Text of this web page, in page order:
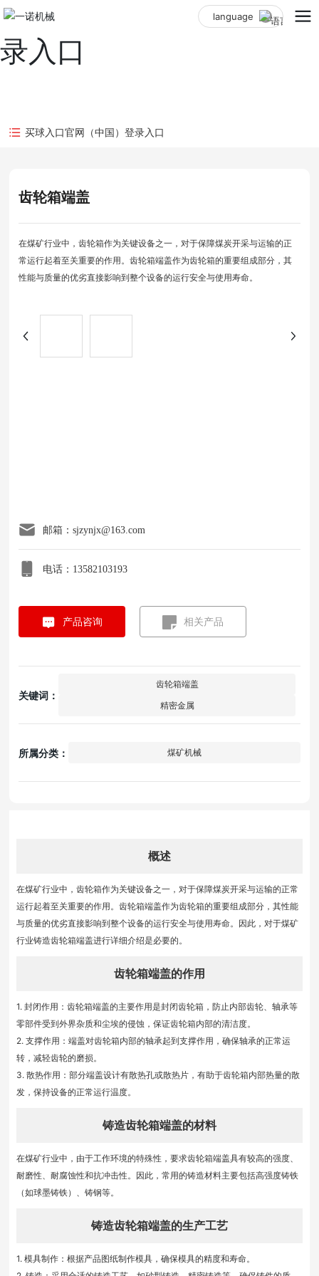
买球入口官网（中国）登
录入口
language
买球入口官网（中国）登录入口
概述
在煤矿行业中，齿轮箱作为关键设备之一，对于保障煤炭开采与运输的正常
运行起着至关重要的作用。齿轮箱端盖作为齿轮箱的重要组成部分，其性能
与质量的优劣直接影响到整个设备的运行安全与使用寿命。因此，对于煤矿
行业铸造齿轮箱端盖进行详细介绍是必要的。
齿轮箱端盖的作用
1. 封闭作用：齿轮箱端盖的主要作用是封闭齿轮箱，防止内部齿轮、轴承等
零部件受到外界杂质和尘埃的侵蚀，保证齿轮箱内部的清洁度。
2. 支撑作用：端盖对齿轮箱内部的轴承起到支撑作用，确保轴承的正常运
转，减轻齿轮的磨损。
3. 散热作用：部分端盖设计有散热孔或散热片，有助于齿轮箱内部热量的散
发，保持设备的正常运行温度。
铸造齿轮箱端盖的材料
在煤矿行业中，由于工作环境的特殊性，要求齿轮箱端盖具有较高的强度、
耐磨性、耐腐蚀性和抗冲击性。因此，常用的铸造材料主要包括高强度铸铁
（如球墨铸铁）、铸钢等。
铸造齿轮箱端盖的生产工艺
1. 模具制作：根据产品图纸制作模具，确保模具的精度和寿命。
齿轮箱端盖
在煤矿行业中，齿轮箱作为关键设备之一，对于保障煤炭开采与运输的正
常运行起着至关重要的作用。齿轮箱端盖作为齿轮箱的重要组成部分，其
性能与质量的优劣直接影响到整个设备的运行安全与使用寿命。
邮箱：sjzynjx@163.com
电话：13582103193
产品咨询 相关产品
关键词：
齿轮箱端盖
精密金属
所属分类： 煤矿机械